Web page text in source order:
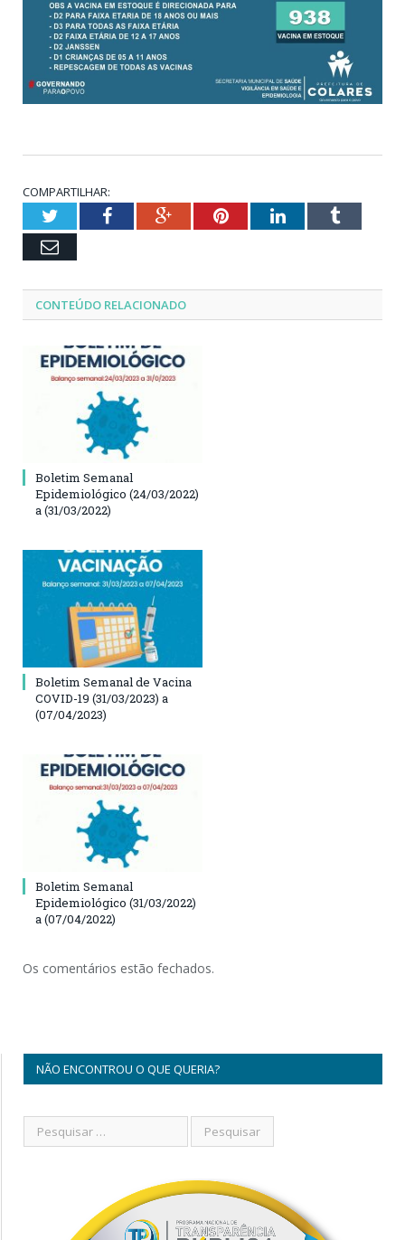
COMPARTILHAR:
TwitterFacebookGoogle+PinterestLinkedInTumblr
Email
CONTEÚDO RELACIONADO
Boletim Semanal
Epidemiológico (24/03/2022)
a (31/03/2022)
Boletim Semanal de Vacina
COVID-19 (31/03/2023) a
(07/04/2023)
Boletim Semanal
Epidemiológico (31/03/2022)
a (07/04/2022)
Os comentários estão fechados.
NÃO ENCONTROU O QUE QUERIA?